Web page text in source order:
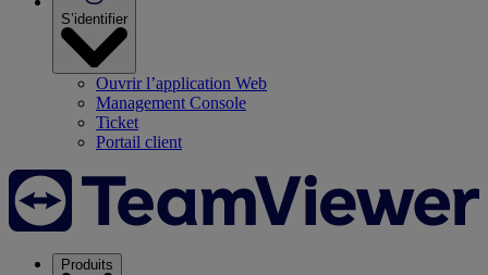
S’identifier
Ouvrir l’application Web
Management Console
Ticket
Portail client
Produits